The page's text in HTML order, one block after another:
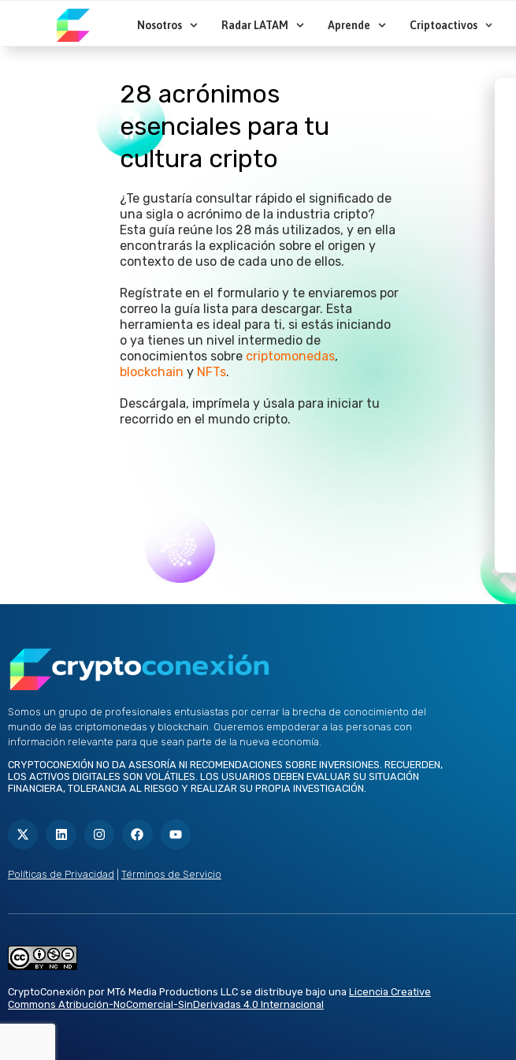
contenido
Nosotros Radar LATAM Aprende Criptoactivos
28 acrónimos
esenciales para tu
cultura cripto
¿Te gustaría consultar rápido el significado de
una sigla o acrónimo de la industria cripto?
Esta guía reúne los 28 más utilizados, y en ella
encontrarás la explicación sobre el origen y
contexto de uso de cada uno de ellos.
Regístrate en el formulario y te enviaremos por
correo la guía lista para descargar. Esta
herramienta es ideal para ti, si estás iniciando
o ya tienes un nivel intermedio de
conocimientos sobre criptomonedas,
blockchain y NFTs.
Descárgala, imprímela y úsala para iniciar tu
recorrido en el mundo cripto.
Somos un grupo de profesionales entusiastas por cerrar la brecha de conocimiento del
mundo de las criptomonedas y blockchain. Queremos empoderar a las personas con
información relevante para que sean parte de la nueva economía.
CRYPTOCONEXIÓN NO DA ASESORÍA NI RECOMENDACIONES SOBRE INVERSIONES. RECUERDEN,
LOS ACTIVOS DIGITALES SON VOLÁTILES. LOS USUARIOS DEBEN EVALUAR SU SITUACIÓN
FINANCIERA, TOLERANCIA AL RIESGO Y REALIZAR SU PROPIA INVESTIGACIÓN.
t
t
t
n
d
i
s
g
r
c
o
o
u
b
e
Políticas de Privacidad Términos de Servicio
CryptoConexión por MT6 Media Productions LLC se distribuye bajo una Licencia Creative
Commons Atribución-NoComercial-SinDerivadas 4.0 Internacional